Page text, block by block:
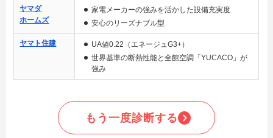
ヤマダ
ホームズ
家電メーカーの強みを活かした設備充実度
安心のリーズナブル型
ヤマト住建
UA値0.22（エネージュG3+）
世界基準の断熱性能と全館空調「YUCACO」が
強み
もう一度診断する